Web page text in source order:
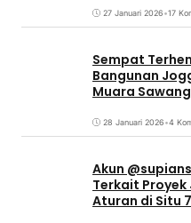
27 Januari 2026•17
Sempat
Bangunan
Muara
28 Januari 2026•4
Akun
Terkait
Aturan di Situ